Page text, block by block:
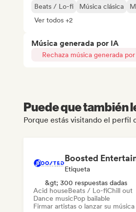
Beats / Lo-fi Música clásica
Ver todos +2
Música generada por IA
Rechaza música generada
Puede que también
Porque estás visitando el perfil
Boosted
Etiqueta
&gt; 300 respuestas dadas
Acid houseBeats / Lo-fiChill out
Dance musicPop bailable
Firmar artistas o lanzar su música